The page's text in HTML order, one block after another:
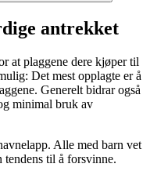
antrekket
at plaggene dere kjøper til
Det mest opplagte er å
Generelt bidrar også
minimal bruk av
Alle med barn vet
til å forsvinne.